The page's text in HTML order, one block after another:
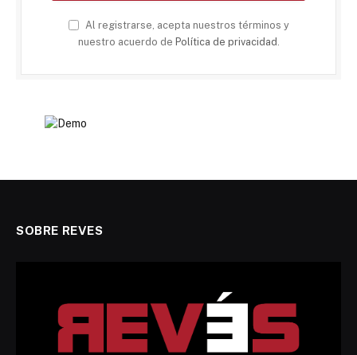
Al registrarse, acepta nuestros términos y
nuestro acuerdo de Política de privacidad .
SOBRE REVES